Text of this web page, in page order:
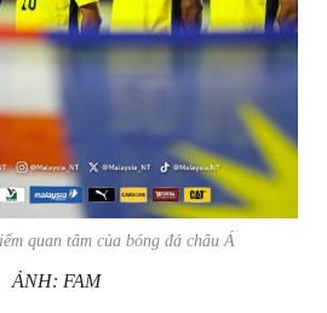
quan tâm của bóng đá châu Á
ẢNH: FAM